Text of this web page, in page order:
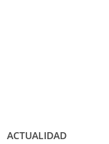
ACTUALIDAD